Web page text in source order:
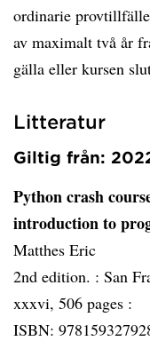
ordinarie
av maximalt två år
gälla eller kursen
Litteratur
Giltig från:
Python crash
introduction to
Matthes Eric
2nd edition. : San
xxxvi, 506 pages :
ISBN: